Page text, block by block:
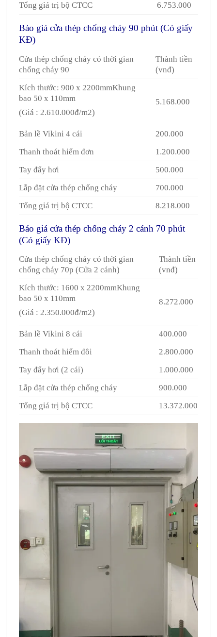
Tổng giá trị bộ CTCC 6.753.000
Báo giá cửa thép chống cháy 90 phút (Có giấy
KĐ)
Cửa thép chống cháy có thời gian
chống cháy 90
Thành tiền
(vnđ)
Kích thước: 900 x 2200mmKhung
bao 50 x 110mm
(Giá : 2.610.000đ/m2)
5.168.000
Bản lề Vikini 4 cái
200.000
Thanh thoát hiểm đơn
1.200.000
Tay đẩy hơi
500.000
Lắp đặt cửa thép chống cháy
700.000
Tổng giá trị bộ CTCC
8.218.000
Báo giá cửa thép chống cháy 2 cánh 70 phút
(Có giấy KĐ)
Cửa thép chống cháy có thời gian
chống cháy 70p (Cửa 2 cánh)
Thành tiền
(vnđ)
Kích thước: 1600 x 2200mmKhung
bao 50 x 110mm
(Giá : 2.350.000đ/m2)
8.272.000
Bản lề Vikini 8 cái
400.000
Thanh thoát hiểm đôi
2.800.000
Tay đẩy hơi (2 cái)
1.000.000
Lắp đặt cửa thép chống cháy
900.000
Tổng giá trị bộ CTCC
13.372.000